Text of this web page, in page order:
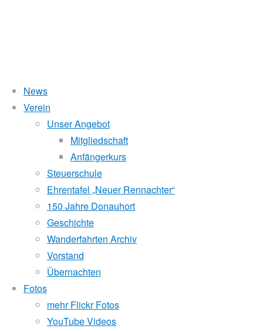
News
Verein
Unser Angebot
Mitgliedschaft
Anfängerkurs
Steuerschule
Ehrentafel „Neuer Rennachter“
150 Jahre Donauhort
Geschichte
Wanderfahrten Archiv
Vorstand
Übernachten
Fotos
mehr Flickr Fotos
YouTube Videos
Blaues
Band
2018
September
2018
Wasserstand Donau
Liegt der Wasserstand in Korneuburg (KORN)
beim Donauhort nicht gerudert.
Pegelstände (DoRIS)
Seichtstellen
Schleusenstatus
Windfinder Kuchelauer Hafen
Mitglied der
Godfrey Donauhort Club Kit